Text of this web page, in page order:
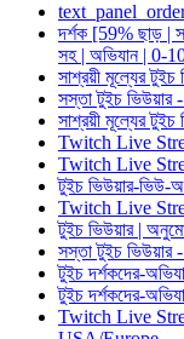
দর্শক [59% ছাড় |
সহ | অভিযান | 0-
সাশ্রয়ী মূল্যের
সস্তা টুইচ
সাশ্রয়ী মূল্যের
Twitch Live
Twitch Live
টুইচ ভিউয়ার-ভিউ-
Twitch Live
টুইচ ভিউয়ার |
সস্তা টুইচ
টুইচ দর্শকদের-
টুইচ দর্শকদের-
Twitch Live